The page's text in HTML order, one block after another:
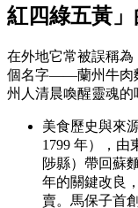
紅四綠五黃
在外地它常被誤稱
個名字——蘭州牛肉
州人清晨喚醒靈魂的
美食歷史與來
1799 年），由
陟縣）帶回蘇
年的關鍵改良
賣。馬保子首